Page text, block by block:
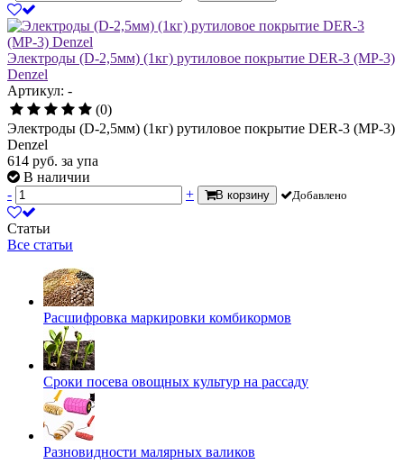
Электроды (D-2,5мм) (1кг) рутиловое покрытие DER-3 (МР-3)
Denzel
Артикул: -
(0)
Электроды (D-2,5мм) (1кг) рутиловое покрытие DER-3 (МР-3)
Denzel
614 руб. за упа
В наличии
-
+ В корзину Добавлено
Статьи
Все статьи
Расшифровка маркировки комбикормов
Сроки посева овощных культур на рассаду
Разновидности малярных валиков